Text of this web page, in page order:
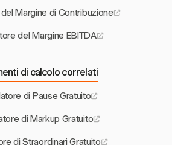
Margine di Contribuzione
del Margine EBITDA
di calcolo correlati
di Pause Gratuito
di Markup Gratuito
di Straordinari Gratuito